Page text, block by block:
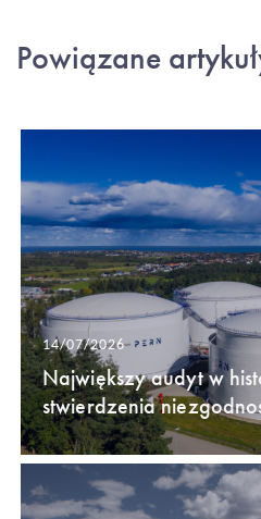
Powiązane
14/07/2026
Największy audyt w
stwierdzenia